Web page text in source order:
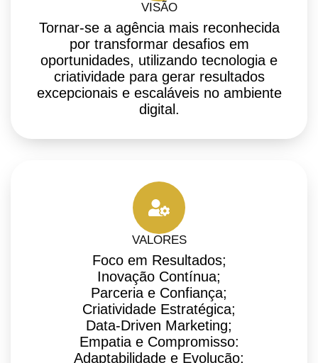
VISÃO
Tornar-se a agência mais reconhecida
por transformar desafios em
oportunidades, utilizando tecnologia e
criatividade para gerar resultados
excepcionais e escaláveis no ambiente
digital.
VALORES
Foco em Resultados;
Inovação Contínua;
Parceria e Confiança;
Criatividade Estratégica;
Data-Driven Marketing;
Empatia e Compromisso:
Adaptabilidade e Evolução;